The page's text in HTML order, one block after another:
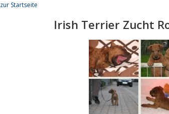
Startseite
Irish Terrier Zucht